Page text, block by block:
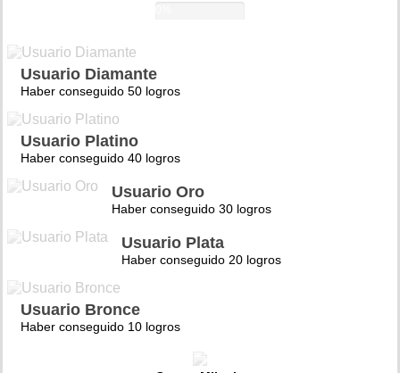
Usuario Diamante
Haber conseguido 50 logros
Usuario Platino
Haber conseguido 40 logros
Usuario Oro
Haber conseguido 30 logros
Usuario Plata
Haber conseguido 20 logros
Usuario Bronce
Haber conseguido 10 logros